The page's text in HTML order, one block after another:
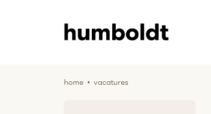
home • vacatures